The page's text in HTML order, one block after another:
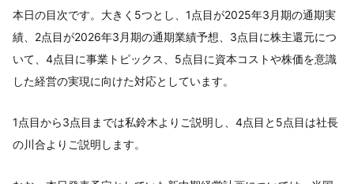
本日の目次です。大きく5つとし、1点目が2025年3月期の通期実
績、2点目が2026年3月期の通期業績予想、3点目に株主還元につ
いて、4点目に事業トピックス、5点目に資本コストや株価を意識
した経営の実現に向けた対応としています。
1点目から3点目までは私鈴木よりご説明し、4点目と5点目は社長
の川合よりご説明します。